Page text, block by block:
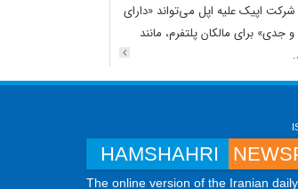
اپیک علیه اپل می‌تواند «دارای
جدی» برای مالکان پلتفرم، مانند
HAMSHAHRI
The online version of the Iranian